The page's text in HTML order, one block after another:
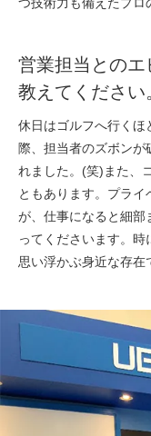
つ技術力も備えたプロ
営業担当とのエ
教えてください
休日はゴルフへ行くほ
際、担当者のズボンが
れました。(笑)また、
ともあります。プラ
が、仕事になると細部
ってくださいます。時
思い浮かぶ身近な存在